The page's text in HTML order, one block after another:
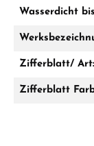
Wasserdicht
Zifferblatt/ Art:
Zifferblatt